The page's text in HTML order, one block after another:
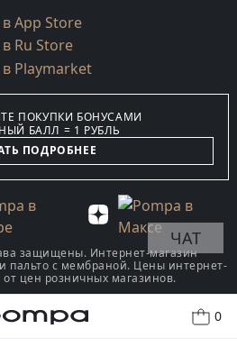
0
ПОКУПКИ БОНУСАМИ
БАЛЛ = 1 РУБЛЬ
ПОДРОБНЕЕ
защищены. Интернет-магазин
пальто с мембраной. Цены интернет-
от цен розничных магазинов.
ЧАТ